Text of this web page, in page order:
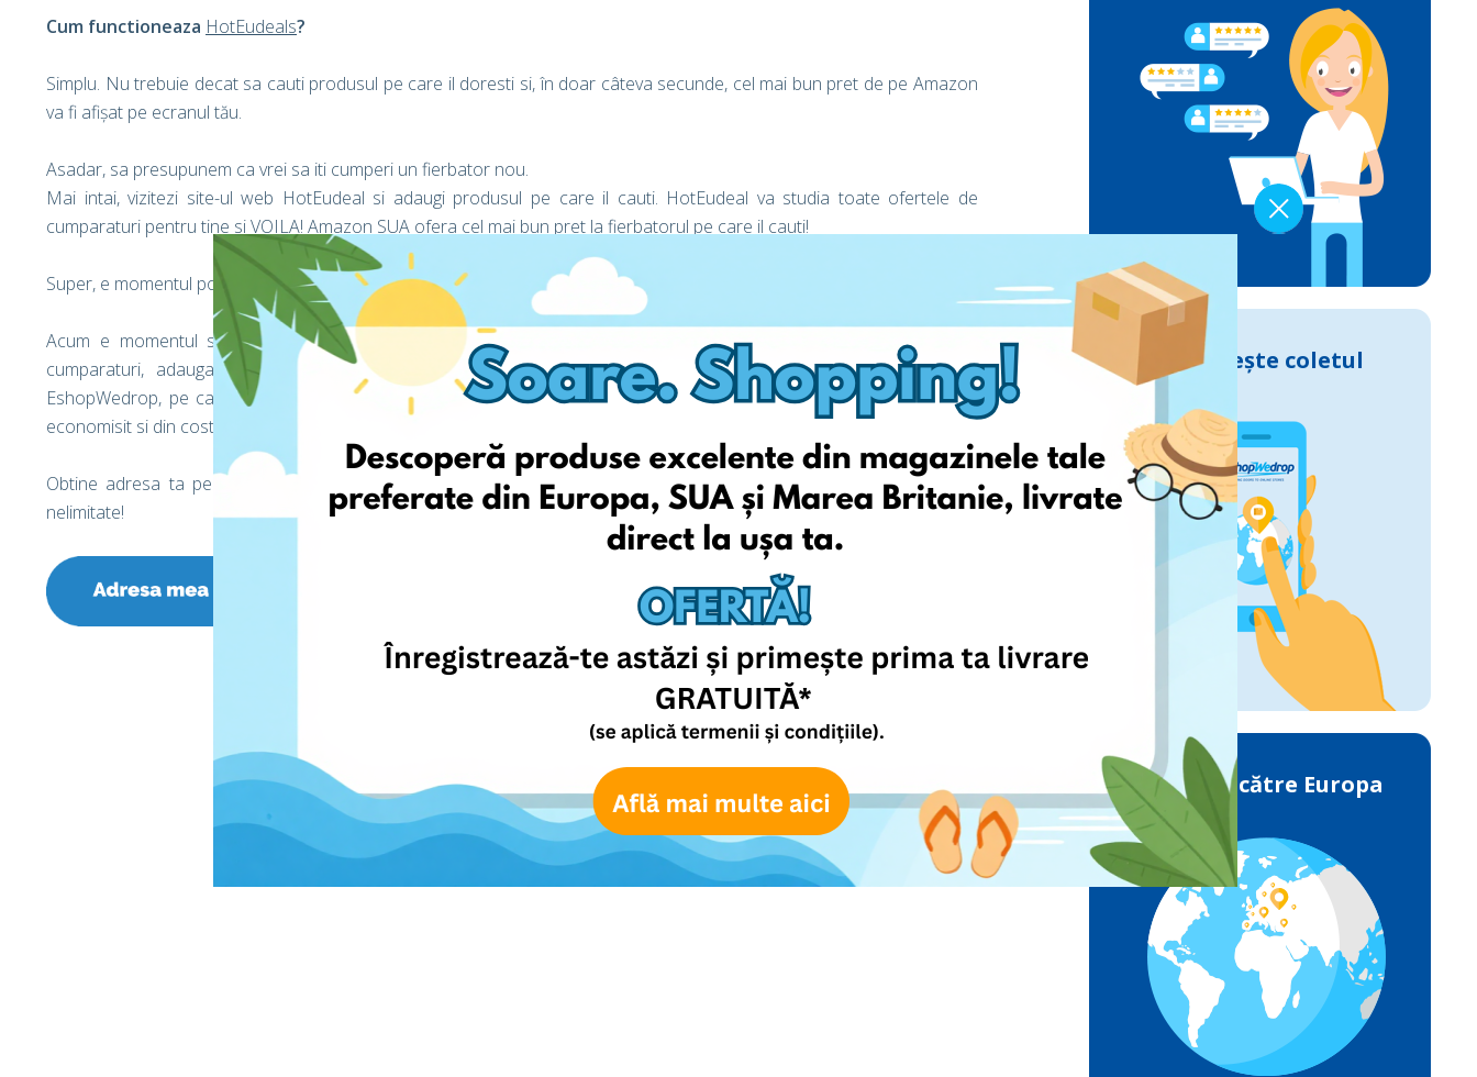
Cum functioneaza HotEudeals?
Simplu. Nu trebuie decat sa cauti produsul pe care il doresti si, în doar câteva secunde, cel mai bun pret de pe Amazon
va fi afișat pe ecranul tău.
Asadar, sa presupunem ca vrei sa iti cumperi un fierbator nou.
Mai intai, vizitezi site-ul web HotEudeal si adaugi produsul pe care il cauti. HotEudeal va studia toate ofertele de
cumparaturi pentru tine si VOILA! Amazon SUA ofera cel mai bun pret la fierbatorul pe care il cauti!
Super, e momentul potrivit pentru cumparaturi! Stai un pic...
Acum e momentul sa economisesti din costul de transport! Viziteaza site-ul web Amazon de unde vrei sa faci
cumparaturi, adauga produsul in cos si, pe pagina de finalizare a comenzii, foloseste adresa ta personala
EshopWedrop, pe care o gasesti in contul tau EshopWedrop chiar azi! Asta e tot! Ai facut economii la produs si ai
economisit si din costul de livrare! E clar ca ai de castigat!!
Obtine adresa ta personala EshopWedrop chiar azi si pregateste-te sa descoperi o lume a cumparaturilor online
nelimitate!
Urmărește coletul
Livrările către Europa